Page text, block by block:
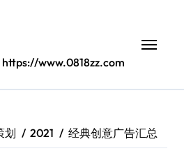
www.0818zz.com
划 2021 经典创意广告汇总